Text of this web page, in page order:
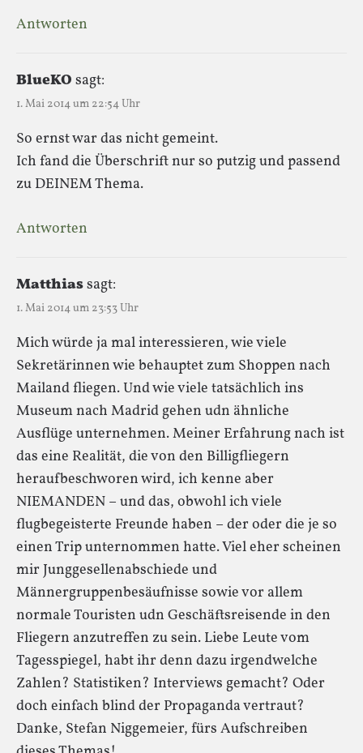
Antworten
BlueKO sagt:
1. Mai 2014 um 22:54 Uhr
So ernst war das nicht gemeint.
Ich fand die Überschrift nur so putzig und passend
zu DEINEM Thema.
Antworten
Matthiassagt:
1. Mai 2014 um 23:53 Uhr
Mich würde ja mal interessieren, wie viele
Sekretärinnen wie behauptet zum Shoppen nach
Mailand fliegen. Und wie viele tatsächlich ins
Museum nach Madrid gehen udn ähnliche
Ausflüge unternehmen. Meiner Erfahrung nach ist
das eine Realität, die von den Billigfliegern
heraufbeschworen wird, ich kenne aber
NIEMANDEN – und das, obwohl ich viele
flugbegeisterte Freunde haben – der oder die je so
einen Trip unternommen hatte. Viel eher scheinen
mir Junggesellenabschiede und
Männergruppenbesäufnisse sowie vor allem
normale Touristen udn Geschäftsreisende in den
Fliegern anzutreffen zu sein. Liebe Leute vom
Tagesspiegel, habt ihr denn dazu irgendwelche
Zahlen? Statistiken? Interviews gemacht? Oder
doch einfach blind der Propaganda vertraut?
Danke, Stefan Niggemeier, fürs Aufschreiben